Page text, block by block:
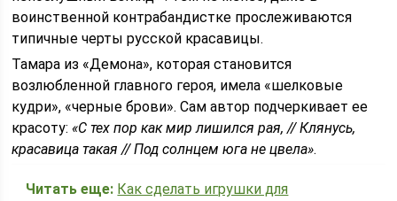
воинственной контрабандистке прослеживаются
типичные черты русской красавицы.
Тамара из «Демона», которая становится
возлюбленной главного героя, имела «шелковые
кудри», «черные брови». Сам автор подчеркивает ее
красоту:«С тех пор как мир лишился рая, // Клянусь,
красавица такая // Под солнцем юга не цвела».
Читать еще: Как сделать игрушки для